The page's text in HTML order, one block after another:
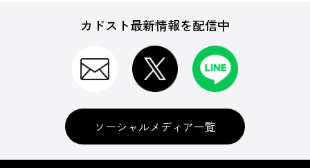
カドスト最新情報を配信中
ソーシャルメディア一覧